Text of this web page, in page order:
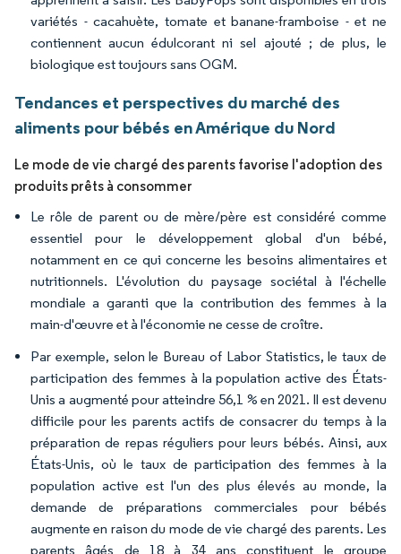
variétés - cacahuète, tomate et banane-framboise - et ne
contiennent aucun édulcorant ni sel ajouté ; de plus, le
biologique est toujours sans OGM.
Tendances et perspectives du marché des
aliments pour bébés en Amérique du Nord
Le mode de vie chargé des parents favorise l'adoption des
produits prêts à consommer
Le rôle de parent ou de mère/père est considéré comme
essentiel pour le développement global d'un bébé,
notamment en ce qui concerne les besoins alimentaires et
nutritionnels. L'évolution du paysage sociétal à l'échelle
mondiale a garanti que la contribution des femmes à la
main-d'œuvre et à l'économie ne cesse de croître.
Par exemple, selon le Bureau of Labor Statistics, le taux de
participation des femmes à la population active des États-
Unis a augmenté pour atteindre 56,1 % en 2021. Il est devenu
difficile pour les parents actifs de consacrer du temps à la
préparation de repas réguliers pour leurs bébés. Ainsi, aux
États-Unis, où le taux de participation des femmes à la
population active est l'un des plus élevés au monde, la
demande de préparations commerciales pour bébés
augmente en raison du mode de vie chargé des parents. Les
parents âgés de 18 à 34 ans constituent le groupe